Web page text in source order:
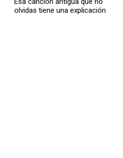
olvidas tiene una explicación